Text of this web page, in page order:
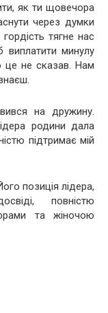
як ти щовечора
через думки
тягне нас
минулу
це не сказав. Нам
на дружину.
родини дала
підтримає мій
позиція лідера,
повністю
та жіночою